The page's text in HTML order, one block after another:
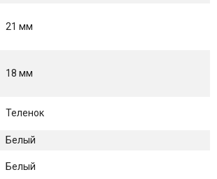
21 мм
18 мм
Теленок
Белый
Белый